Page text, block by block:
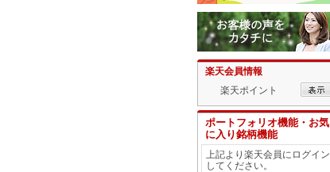
楽天会員情報
楽天ポイント
ポートフォリオ機能・お気
に入り銘柄機能
上記より楽天会員にログイン
してください。